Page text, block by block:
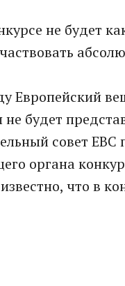
не будет
Европейский
не будет
совет
органа
что в